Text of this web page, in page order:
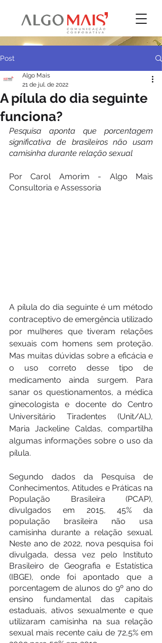
Post
A pílula do dia seguinte
funciona?
Algo Mais
21 de jul. de 2022
Pesquisa aponta que porcentagem
significativa de brasileiros não usam
camisinha durante relação sexual
Por Carol Amorim - Algo Mais
Consultoria e Assessoria
A pílula do dia seguinte é um método
contraceptivo de emergência utilizado
por mulheres que tiveram relações
sexuais com homens sem proteção.
Mas muitas dúvidas sobre a eficácia e
o uso correto desse tipo de
medicamento ainda surgem. Para
sanar os questionamentos, a médica
ginecologista e docente do Centro
Universitário Tiradentes (Unit/AL),
Maria Jackeline Caldas, compartilha
algumas informações sobre o uso da
pílula.
Segundo dados da Pesquisa de
Conhecimentos, Atitudes e Práticas na
População Brasileira (PCAP),
divulgados em 2015, 45% da
população brasileira não usa
camisinha durante a relação sexual.
Neste ano de 2022, nova pesquisa foi
divulgada, dessa vez pelo Instituto
Brasileiro de Geografia e Estatística
(IBGE), onde foi apontado que a
porcentagem de alunos do 9º ano do
ensino fundamental das capitais
estaduais, ativos sexualmente e que
utilizaram camisinha na sua relação
sexual mais recente caiu de 72,5% em